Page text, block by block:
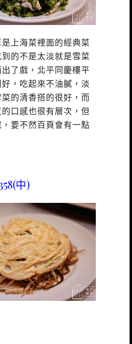
上海菜裡面的經典菜
的不是太淡就是雪菜
了戲，北平同慶樓平
，吃起來不油膩，淡
的清香搭的很好，而
口感也很有層次，但
要不然百頁會有一點
中)